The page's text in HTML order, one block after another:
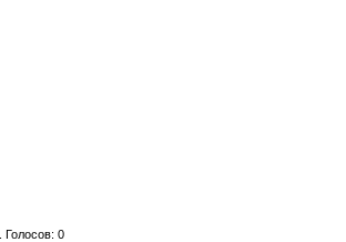
. Голосов: 0